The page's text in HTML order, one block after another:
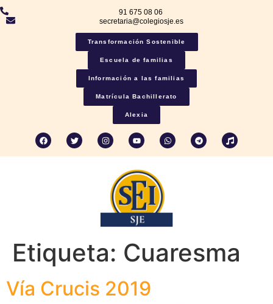
91 675 08 06
secretaria@colegiosje.es
Transformación Sostenible
Escuela de familias
Información a las familias
Matrícula Bachillerato
Alexia
Etiqueta: Cuaresma
Vía Crucis 2019